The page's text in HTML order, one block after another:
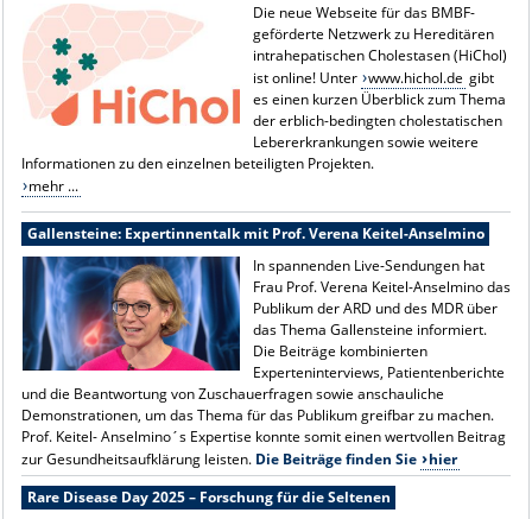
Die neue Webseite für das BMBF-
geförderte Netzwerk zu Hereditären
intrahepatischen Cholestasen (HiChol)
ist online! Unter www.hichol.de gibt
es einen kurzen Überblick zum Thema
der erblich-bedingten cholestatischen
Lebererkrankungen sowie weitere
Informationen zu den einzelnen beteiligten Projekten.
mehr ...
Gallensteine: Expertinnentalk mit Prof. Verena Keitel-Anselmino
In spannenden Live-Sendungen hat
Frau Prof. Verena Keitel-Anselmino das
Publikum der ARD und des MDR über
das Thema Gallensteine informiert.
Die Beiträge kombinierten
Experteninterviews, Patientenberichte
und die Beantwortung von Zuschauerfragen sowie anschauliche
Demonstrationen, um das Thema für das Publikum greifbar zu machen.
Prof. Keitel- Anselmino´s Expertise konnte somit einen wertvollen Beitrag
zur Gesundheitsaufklärung leisten. Die Beiträge finden Sie
hier
Rare Disease Day 2025 – Forschung für die Seltenen